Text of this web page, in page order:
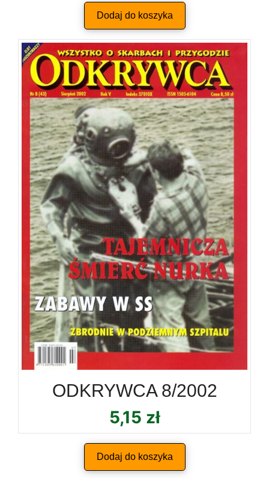
Dodaj do koszyka
ODKRYWCA 8/2002
5,15 zł
Dodaj do koszyka